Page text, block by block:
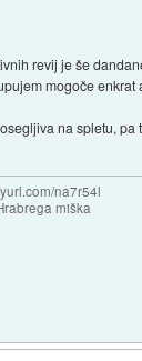
revij je še
mogoče enkrat
na spletu,
na7r54l
miška